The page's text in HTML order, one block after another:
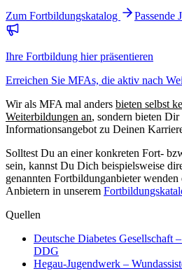
Zum Fortbildungskatalog Passende
Ihre Fortbildung hier präsentieren
Erreichen Sie MFAs, die aktiv nach
Wir als MFA mal anders bieten selbst
Weiterbildungen an, sondern bieten
Informationsangebot zu Deinen
Solltest Du an einer konkreten Fort-
sein, kannst Du Dich beispielsweise
genannten Fortbildunganbieter wenden
Anbietern in unserem
Quellen
Deutsche Diabetes Gesellschaft
DDG
Hegau-Jugendwerk –